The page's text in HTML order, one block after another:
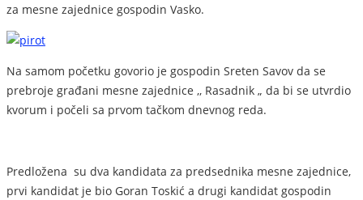
za mesne zajednice gospodin Vasko.
Na samom početku govorio je gospodin Sreten Savov da se
prebroje građani mesne zajednice ,, Rasadnik „ da bi se utvrdio
kvorum i počeli sa prvom tačkom dnevnog reda.
Predložena su dva kandidata za predsednika mesne zajednice,
prvi kandidat je bio Goran Toskić a drugi kandidat gospodin